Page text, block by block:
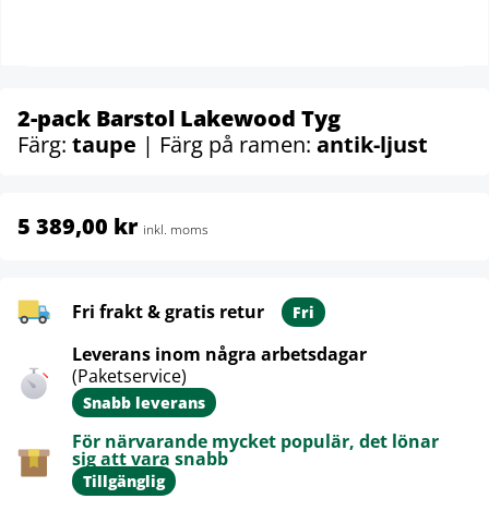
2-pack Barstol Lakewood Tyg
Färg: taupe | Färg på ramen: antik-ljust
5 389,00 kr inkl. moms
Fri frakt & gratis retur Fri
Leverans inom några arbetsdagar
(Paketservice)
Snabb leverans
För närvarande mycket populär, det lönar
sig att vara snabb
Tillgänglig